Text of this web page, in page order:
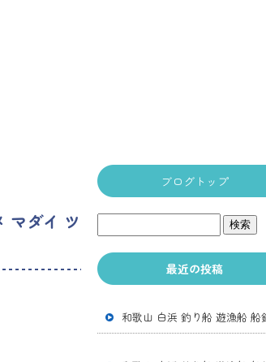
マダイ ツ
ブログトップ
最近の投稿